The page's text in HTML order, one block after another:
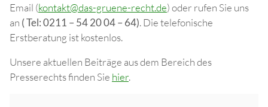
Email (kontakt@das-gruene-recht.de) oder rufen Sie uns
an ( Tel: 0211 – 54 20 04 – 64). Die telefonische
Erstberatung ist kostenlos.
Unsere aktuellen Beiträge aus dem Bereich des
Presserechts finden Sie hier.